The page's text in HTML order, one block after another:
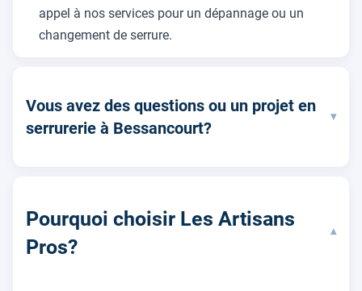
appel à nos services pour un dépannage ou un
changement de serrure.
Vous avez des questions ou un projet en
serrurerie à Bessancourt?
▾
Pourquoi choisir Les Artisans
Pros?
▾